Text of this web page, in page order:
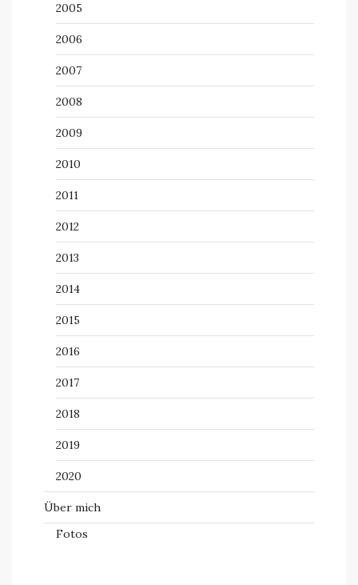
2005
2006
2007
2008
2009
2010
2011
2012
2013
2014
2015
2016
2017
2018
2019
2020
Über mich
Fotos